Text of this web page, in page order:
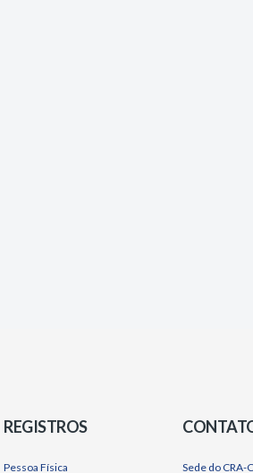
REGISTROS
Pessoa Física Sede do CRA-